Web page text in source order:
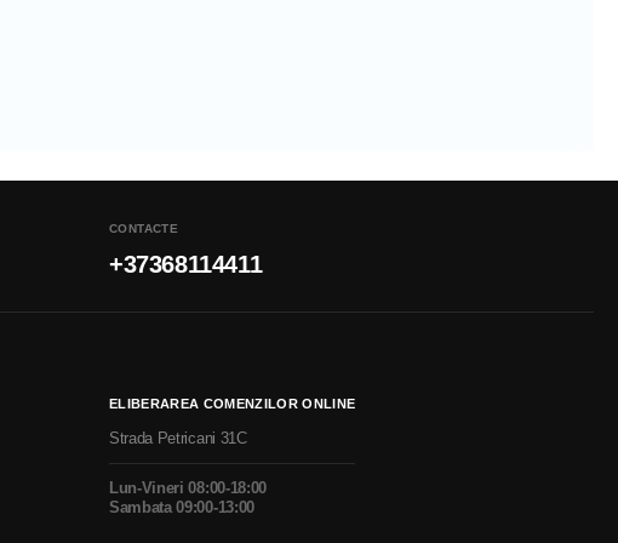
CONTACTE
+37368114411
ELIBERAREA COMENZILOR ONLINE
Strada Petricani 31C
Lun-Vineri 08:00-18:00
Sambata 09:00-13:00